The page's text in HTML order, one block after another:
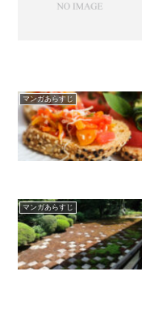
マンガあらすじ
マンガあらすじ